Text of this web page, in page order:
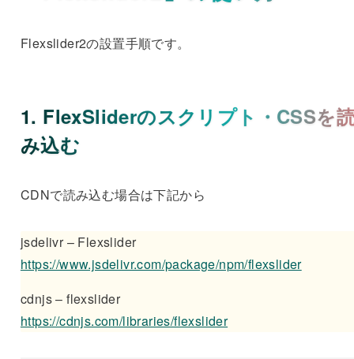
Flexslider2の設置手順です。
1. FlexSliderのスクリプト・CSSを
み込む
CDNで読み込む場合は下記から
jsdelivr – Flexslider
https://www.jsdelivr.com/package/npm/flexslider
cdnjs – flexslider
https://cdnjs.com/libraries/flexslider